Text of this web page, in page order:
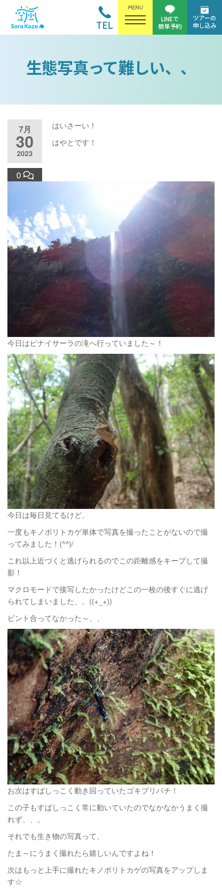
MENU
TEL
ツアーの
申し込み
LINEで
簡単予約
生態写真って難しい、、
7月
30
2023
0
はいさーい！
はやとです！
今日はピナイサーラの滝へ行っていました～！
今日は毎日見てるけど、
一度もキノボリトカゲ単体で写真を撮ったことがないので撮
ってみました！(^^)/
これ以上近づくと逃げられるのでこの距離感をキープして撮
影！
マクロモードで接写したかったけどこの一枚の後すぐに逃げ
られてしまいました、、((+_+))
ピント合ってなかった～、、
お次はすばしっこく動き回っていたゴキブリバチ！
この子もすばしっこく常に動いていたのでなかなかうまく撮
れず、、。
それでも生き物の写真って、
たま～にうまく撮れたら嬉しいんですよね！
次はもっと上手に撮れたキノボリトカゲの写真をアップしま
す☆